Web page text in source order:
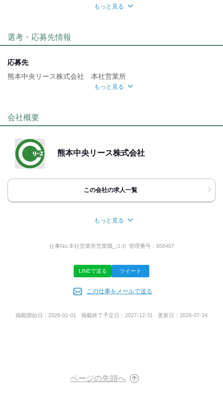
■ 福利厚生充実
魅力的な待遇
交通費有
待遇充実
もっと見る
選考・応募先情報
応募先
熊本中央リース株式会社 本社営業所
[最寄駅]
熊本県 合志市⁄御代志駅 (車 7分)ほか
[住所]
熊本県合志市栄 3610-56
応募方法
「今すぐ応募する」ボタンより
その後、SMS/メールに
チャットボットが届きます。
弊社より【確定】のご連絡を
「応募どうしようかな…」と迷ってらっしゃる方は、
もっと見る
会社概要
熊本中央リース株式会社
この会社の求人一覧
熊本県合志市栄3610-56 栄工業団地
もっと見る
仕事No. 本社営業所営業職_コボ 管理番号： 658407
LINEで送る ツイート
この仕事をメールで送る
掲載開始日： 2026-01-01 掲載終了予定日： 2027-12-31 更新日： 2026-07-24
ページの先頭へ